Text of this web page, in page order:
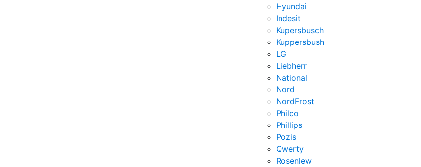
Hyundai
Indesit
Kupersbusch
Kuppersbush
LG
Liebherr
National
Nord
NordFrost
Philco
Phillips
Pozis
Qwerty
Rosenlew